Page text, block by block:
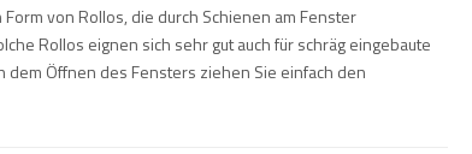
von Rollos, die durch Schienen am Fenster
Rollos eignen sich sehr gut auch für schräg eingebaute
dem Öffnen des Fensters ziehen Sie einfach den